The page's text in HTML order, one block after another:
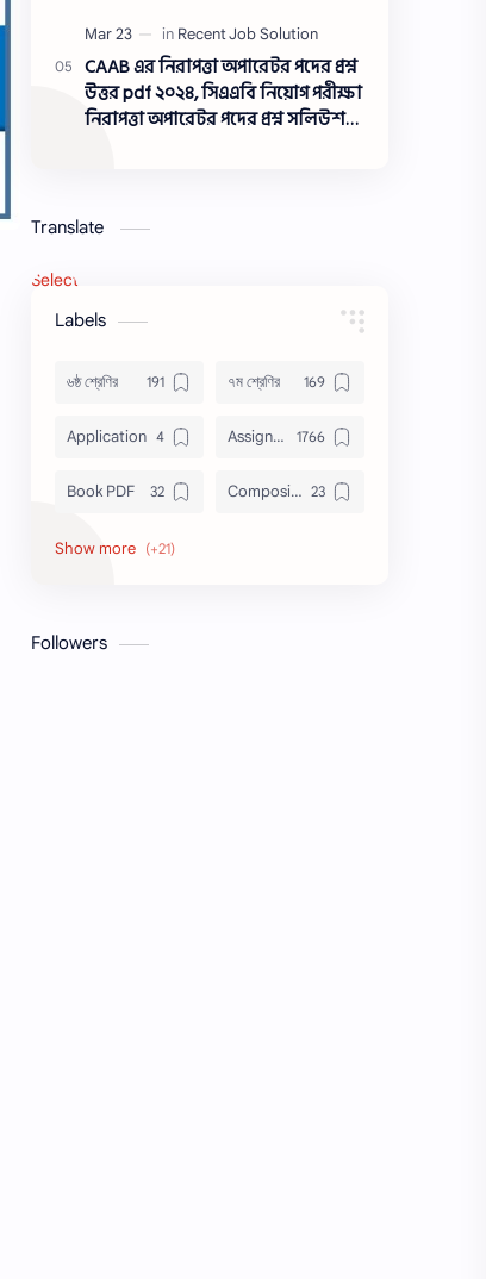
question solution pdf 2023,সামরিক
ভূমি ও ক্যান্টনমেন্ট অধিদপ্তর প্রশ্ন
সমাধান ২০২৩
CAAB এর নিরাপত্তা অপারেটর পদের প্রশ্ন
উত্তর pdf ২০২৪, সিএএবি নিয়োগ পরীক্ষা
নিরাপত্তা অপারেটর পদের প্রশ্ন সলিউশন
Translate
Select Language
Labels
৬ষ্ঠ শ্রেণির ৭ম শ্রেণির
Application Assignment
Book PDF Composition
Honors
Model Test
Followers